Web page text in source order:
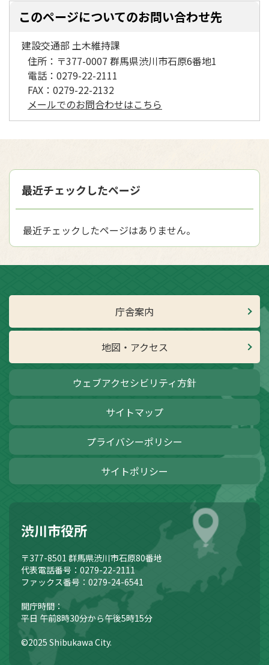
このページについてのお問い合わせ先
建設交通部 土木維持課
住所： 〒377-0007 群馬県渋川市石原6番地1
電話： 0279-22-2111
FAX： 0279-22-2132
メールでのお問合わせはこちら
最近チェックしたページ
最近チェックしたページはありません。
庁舎案内
地図・アクセス
ウェブアクセシビリティ方針
サイトマップ
プライバシーポリシー
サイトポリシー
渋川市役所
〒377-8501 群馬県渋川市石原80番地
代表電話番号：0279-22-2111
ファックス番号：0279-24-6541
開庁時間：
平日 午前8時30分から午後5時15分
©2025 Shibukawa City.